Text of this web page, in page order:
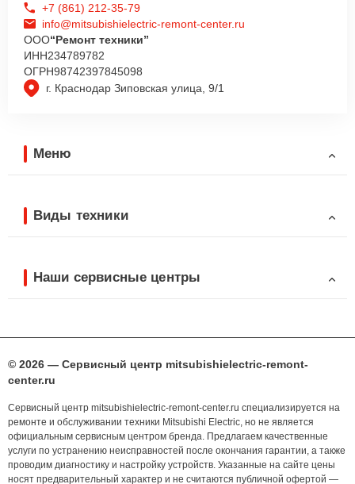
г. Краснодар Зиповская улица, 9/1
+7 (861) 212-35-79
info@mitsubishielectric-remont-center.ru
ООО“Ремонт техники”
ИНН234789782
ОГРН98742397845098
Меню
Виды техники
Наши сервисные центры
© 2026 — Сервисный центр mitsubishielectric-remont-
center.ru
Сервисный центр mitsubishielectric-remont-center.ru специализируется на
ремонте и обслуживании техники Mitsubishi Electric, но не является
официальным сервисным центром бренда. Предлагаем качественные
услуги по устранению неисправностей после окончания гарантии, а также
проводим диагностику и настройку устройств. Указанные на сайте цены
носят предварительный характер и не считаются публичной офертой —